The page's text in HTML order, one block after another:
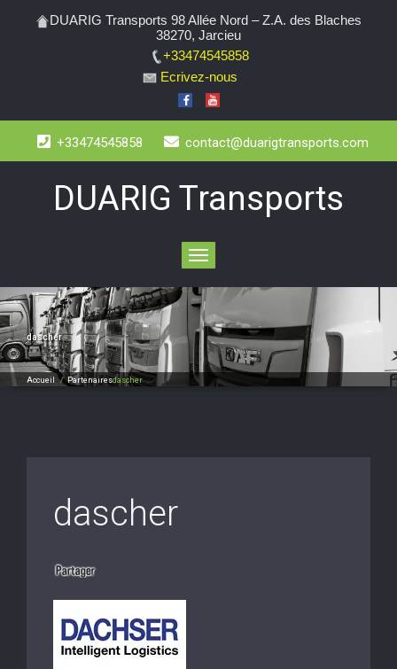
DUARIG Transports 98 Allée Nord – Z.A. des Blaches
38270, Jarcieu
+33474545858
Ecrivez-nous
+33474545858 contact@duarigtransports.com
DUARIG Transports
Toggle
navigation
dascher
Accueil /Partenairesdascher
dascher